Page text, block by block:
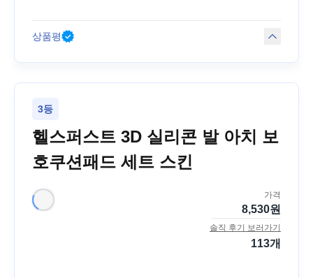
상품평
3등
헬스퍼스트 3D 실리콘 발 아치 보
호쿠션패드 세트 스킨
가격
8,530원
솔직 후기 보러가기
113개